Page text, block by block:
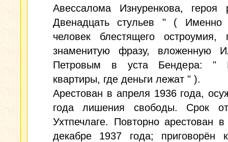
Авессалома Изнуренкова, героя
Двенадцать стульев " ( Именно
человек блестящего остроумия,
знаменитую фразу, вложенную
Петровым в уста Бендера: "
квартиры, где деньги лежат " ).
Арестован в апреля 1936 года,
года лишения свободы. Срок
Ухтпечлаге. Повторно арестован
декабре 1937 года; приговорён